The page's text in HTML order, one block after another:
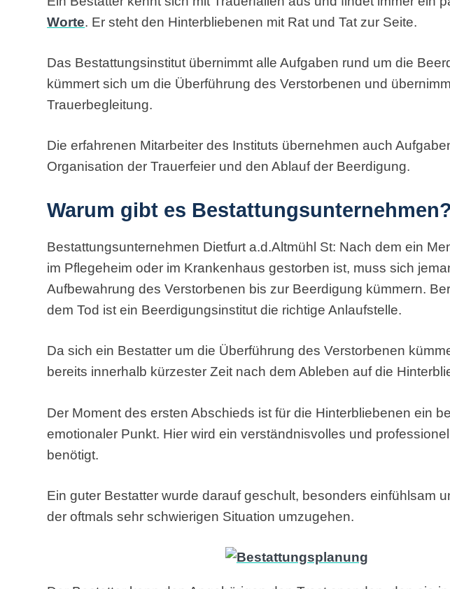
Worte. Er steht den Hinterbliebenen mit Rat und Tat zur Seite.
Das Bestattungsinstitut übernimmt alle Aufgaben rund um die
kümmert sich um die Überführung des Verstorbenen und
Trauerbegleitung.
Die erfahrenen Mitarbeiter des Instituts übernehmen auch
Organisation der Trauerfeier und den Ablauf der Beerdigung.
Warum gibt es Bestattungsunternehmen?
Bestattungsunternehmen Dietfurt a.d.Altmühl St: Nach dem ein
im Pflegeheim oder im Krankenhaus gestorben ist, muss sich
Aufbewahrung des Verstorbenen bis zur Beerdigung kümmern.
dem Tod ist ein Beerdigungsinstitut die richtige Anlaufstelle.
Da sich ein Bestatter um die Überführung des Verstorbenen
bereits innerhalb kürzester Zeit nach dem Ableben auf die
Der Moment des ersten Abschieds ist für die Hinterbliebenen ein
emotionaler Punkt. Hier wird ein verständnisvolles und
benötigt.
Ein guter Bestatter wurde darauf geschult, besonders einfühlsam
der oftmals sehr schwierigen Situation umzugehen.